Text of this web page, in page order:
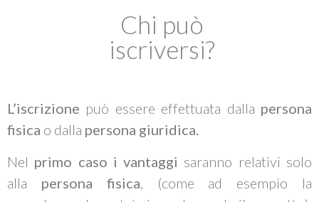
Chi può
iscriversi?
L’iscrizione può essere effettuata dalla persona
fisica o dalla persona giuridica.
Nel primo caso i vantaggi saranno relativi solo
alla persona fisica , (come ad esempio la